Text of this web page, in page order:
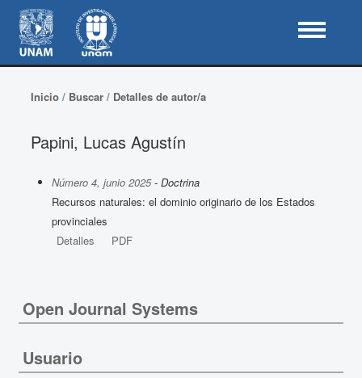
Inicio/ Buscar/ Detalles de autor/a
Papini, Lucas Agustín
Número 4, junio 2025- Doctrina
Recursos naturales: el dominio originario de los Estados
provinciales
Detalles
PDF
Open Journal Systems
Usuario